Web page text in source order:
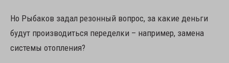
Но Рыбаков задал резонный вопрос, за какие деньги
будут производиться переделки – например, замена
системы отопления?